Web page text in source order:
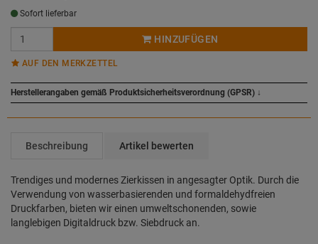
Sofort lieferbar
HINZUFÜGEN
AUF DEN MERKZETTEL
Herstellerangaben gemäß Produktsicherheitsverordnung (GPSR) ↓
Beschreibung Artikel bewerten
Trendiges und modernes Zierkissen in angesagter Optik. Durch die
Verwendung von wasserbasierenden und formaldehydfreien
Druckfarben, bieten wir einen umweltschonenden, sowie
langlebigen Digitaldruck bzw. Siebdruck an.